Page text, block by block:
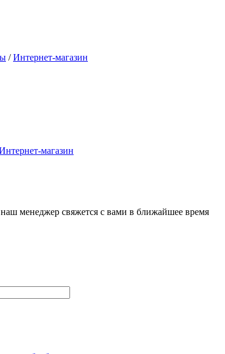
/ Интернет-магазин
магазин
менеджер свяжется с вами в ближайшее время